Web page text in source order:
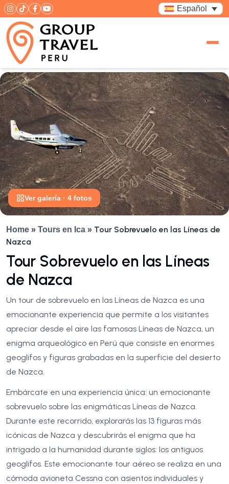
Español
Ver galería · 4 fotos
Home » Tours en Ica » Tour Sobrevuelo en las Líneas de
Nazca
Tour Sobrevuelo en las Líneas
de Nazca
Un tour de sobrevuelo en las Líneas de Nazca es una
emocionante experiencia que permite a los visitantes
apreciar desde el aire las famosas Líneas de Nazca, un
enigma arqueológico en Perú que consiste en enormes
geoglifos y figuras grabadas en la superficie del desierto
de Nazca.
Embárcate en una experiencia única: un emocionante
sobrevuelo sobre las enigmáticas Líneas de Nazca.
Durante este recorrido, explorarás las 13 figuras más
icónicas de Nazca y descubrirás el enigma que ha
intrigado a la humanidad durante siglos: los antiguos
geoglifos. Este emocionante tour aéreo se realiza en una
cómoda avioneta Cessna con asientos individuales y